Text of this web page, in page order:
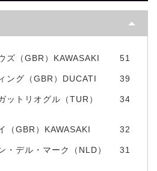
ズ（GBR）KAWASAKI 51
ング（GBR）DUCATI 39
ットリオグル（TUR）
34
（GBR）KAWASAKI 32
・デル・マーク（NLD）
31